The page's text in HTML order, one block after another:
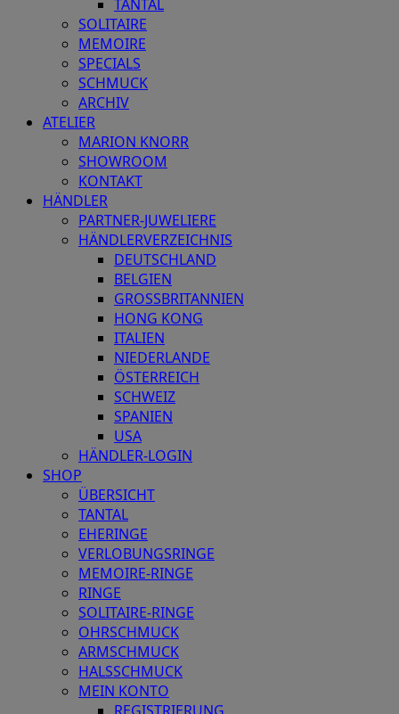
TANTAL
SOLITAIRE
MEMOIRE
SPECIALS
SCHMUCK
ARCHIV
ATELIER
MARION KNORR
SHOWROOM
KONTAKT
HÄNDLER
PARTNER-JUWELIERE
HÄNDLERVERZEICHNIS
DEUTSCHLAND
BELGIEN
GROSSBRITANNIEN
HONG KONG
ITALIEN
NIEDERLANDE
ÖSTERREICH
SCHWEIZ
SPANIEN
USA
HÄNDLER-LOGIN
SHOP
ÜBERSICHT
TANTAL
EHERINGE
VERLOBUNGSRINGE
MEMOIRE-RINGE
RINGE
SOLITAIRE-RINGE
OHRSCHMUCK
ARMSCHMUCK
HALSSCHMUCK
MEIN KONTO
REGISTRIERUNG